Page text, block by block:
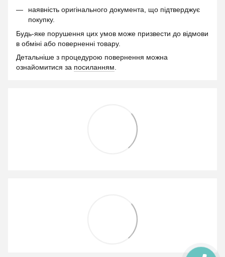
наявність оригінального документа, що підтверджує
покупку.
Будь-яке порушення цих умов може призвести до відмови
в обміні або поверненні товару.
Детальніше з процедурою повернення можна
ознайомитися за посиланням.